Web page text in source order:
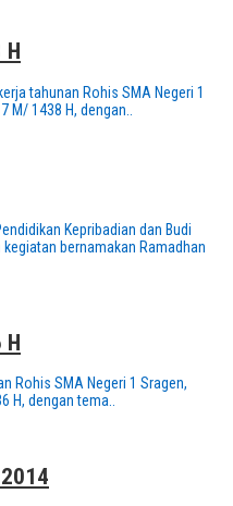
H
tahunan Rohis SMA Negeri 1
M/ 1438 H, dengan..
Kepribadian dan Budi
bernamakan Ramadhan
H
Rohis SMA Negeri 1 Sragen,
H, dengan tema..